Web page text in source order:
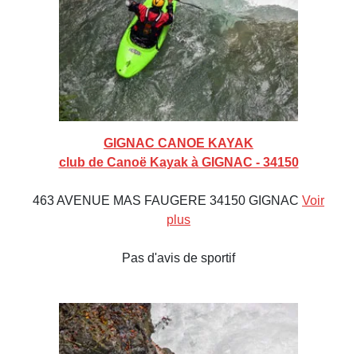
GIGNAC CANOE KAYAK
club de Canoë Kayak à GIGNAC - 34150
463 AVENUE MAS FAUGERE 34150 GIGNAC Voir
plus
Pas d'avis de sportif